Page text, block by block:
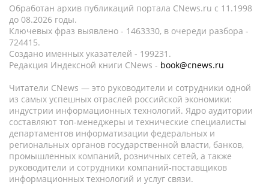
Обработан архив публикаций портала CNews.ru c 11.1998
до 08.2026 годы.
Ключевых фраз выявлено - 1463330, в очереди разбора -
724415.
Создано именных указателей - 199231.
Редакция Индексной книги CNews - book@cnews.ru
Читатели CNews — это руководители и сотрудники одной
из самых успешных отраслей российской экономики:
индустрии информационных технологий. Ядро аудитории
составляют топ-менеджеры и технические специалисты
департаментов информатизации федеральных и
региональных органов государственной власти, банков,
промышленных компаний, розничных сетей, а также
руководители и сотрудники компаний-поставщиков
информационных технологий и услуг связи.